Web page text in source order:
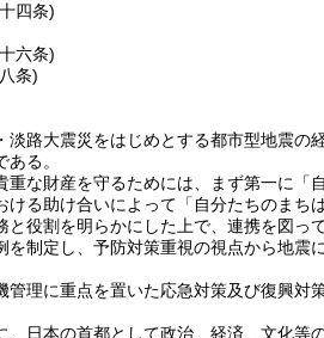
四条)
六条)
条)
路大震災をはじめとする都市型地震の
る。
な財産を守るためには、まず第一に「
る助け合いによって「自分たちのま
役割を明らかにした上で、連携を図っ
制定し、予防対策重視の視点から地
理に重点を置いた応急対策及び復興
日本の首都として政治、経済、文化